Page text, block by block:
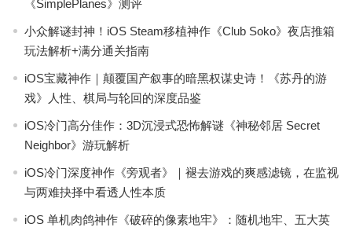
《SimplePlanes》测评
小众解谜封神！iOS Steam移植神作《Club Soko》夜店推箱
玩法解析+满分通关指南
iOS宝藏神作｜颠覆国产叙事的暗黑权谋史诗！《苏丹的游
戏》人性、棋局与轮回的深度品鉴
iOS冷门高分佳作：3D沉浸式恐怖解谜《神秘邻居 Secret
Neighbor》游玩解析
iOS冷门深度神作《旁观者》｜褪去游戏的爽感滤镜，在监视
与两难抉择中看透人性本质
iOS 单机肉鸽神作《破碎的像素地牢》：随机地牢、五大英